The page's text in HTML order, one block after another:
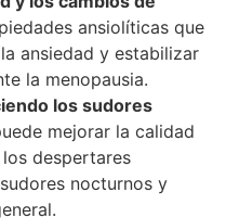
ansiolíticas que
ansiedad y estabilizar
la menopausia.
los sudores
mejorar la calidad
despertares
nocturnos y